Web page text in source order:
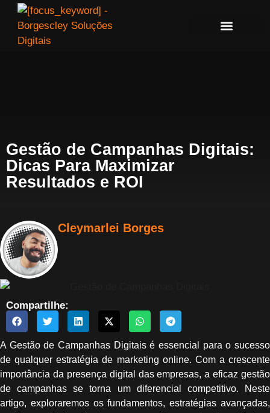
Gestão de Campanhas Digitais:
Dicas Para Maximizar
Resultados e ROI
Cleymarlei Borges
Compartilhe:
A Gestão de Campanhas Digitais é essencial para o sucesso
de qualquer estratégia de marketing online. Com a crescente
importância da presença digital das empresas, a eficaz gestão
de campanhas se torna um diferencial competitivo. Neste
artigo, exploraremos os fundamentos, estratégias avançadas,